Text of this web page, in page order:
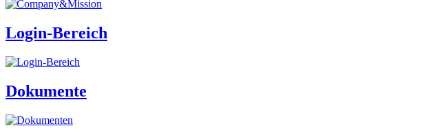
Login-Bereich
Dokumente